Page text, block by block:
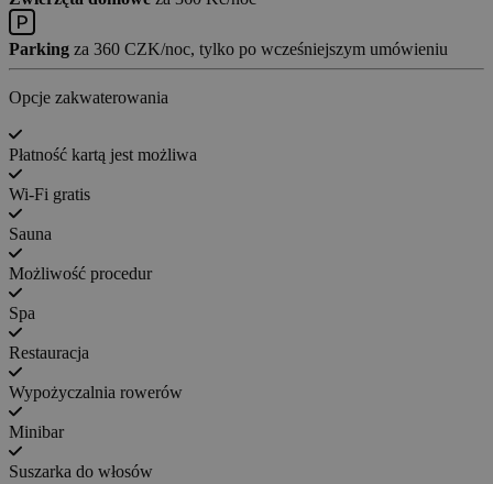
Parking za 360 CZK/noc, tylko po wcześniejszym umówieniu
Opcje zakwaterowania
Płatność kartą jest możliwa
Wi-Fi gratis
Sauna
Możliwość procedur
Spa
Restauracja
Wypożyczalnia rowerów
Minibar
Suszarka do włosów